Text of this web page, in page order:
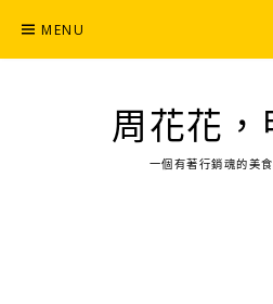
content
MENU
周花花，
一個有著行銷魂的美